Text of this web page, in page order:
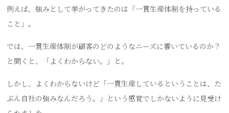
例えば、強みとして挙がってきたのは「一貫生産体制を持っている
こと」。
では、一貫生産体制が顧客のどのようなニーズに響いているのか？
と聞くと、「よくわからない。」と。
しかし、よくわからないけど「一貫生産しているということは、た
ぶん自社の強みなんだろう。」という感覚でしかないように見受け